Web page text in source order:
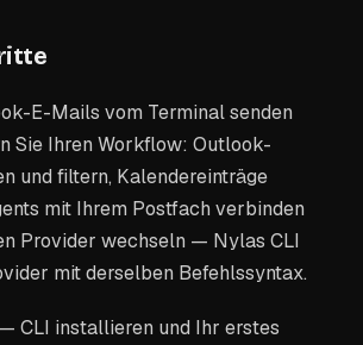
E-Mails vom Terminal senden
Sie Ihren Workflow: Outlook-
und filtern, Kalendereinträge
mit Ihrem Postfach verbinden
Provider wechseln — Nylas CLI
mit derselben Befehlssyntax.
— CLI installieren und Ihr erstes